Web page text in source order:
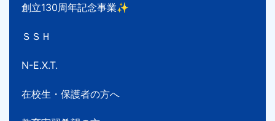
創立130周年記念事業✨
ＳＳＨ
N-E.X.T.
在校生・保護者の方へ